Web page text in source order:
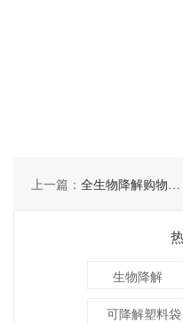
上一篇： 全生物降解购物袋具备哪些特点呢
生物降解
可降解塑料袋